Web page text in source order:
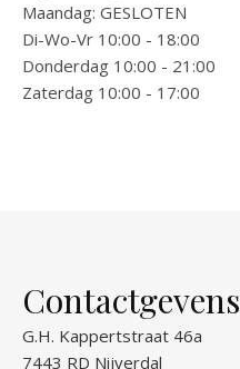
Maandag: GESLOTEN
Di-Wo-Vr 10:00 - 18:00
Donderdag 10:00 - 21:00
Zaterdag 10:00 - 17:00
Contactgevens
G.H. Kappertstraat 46a
7443 RD Nijverdal